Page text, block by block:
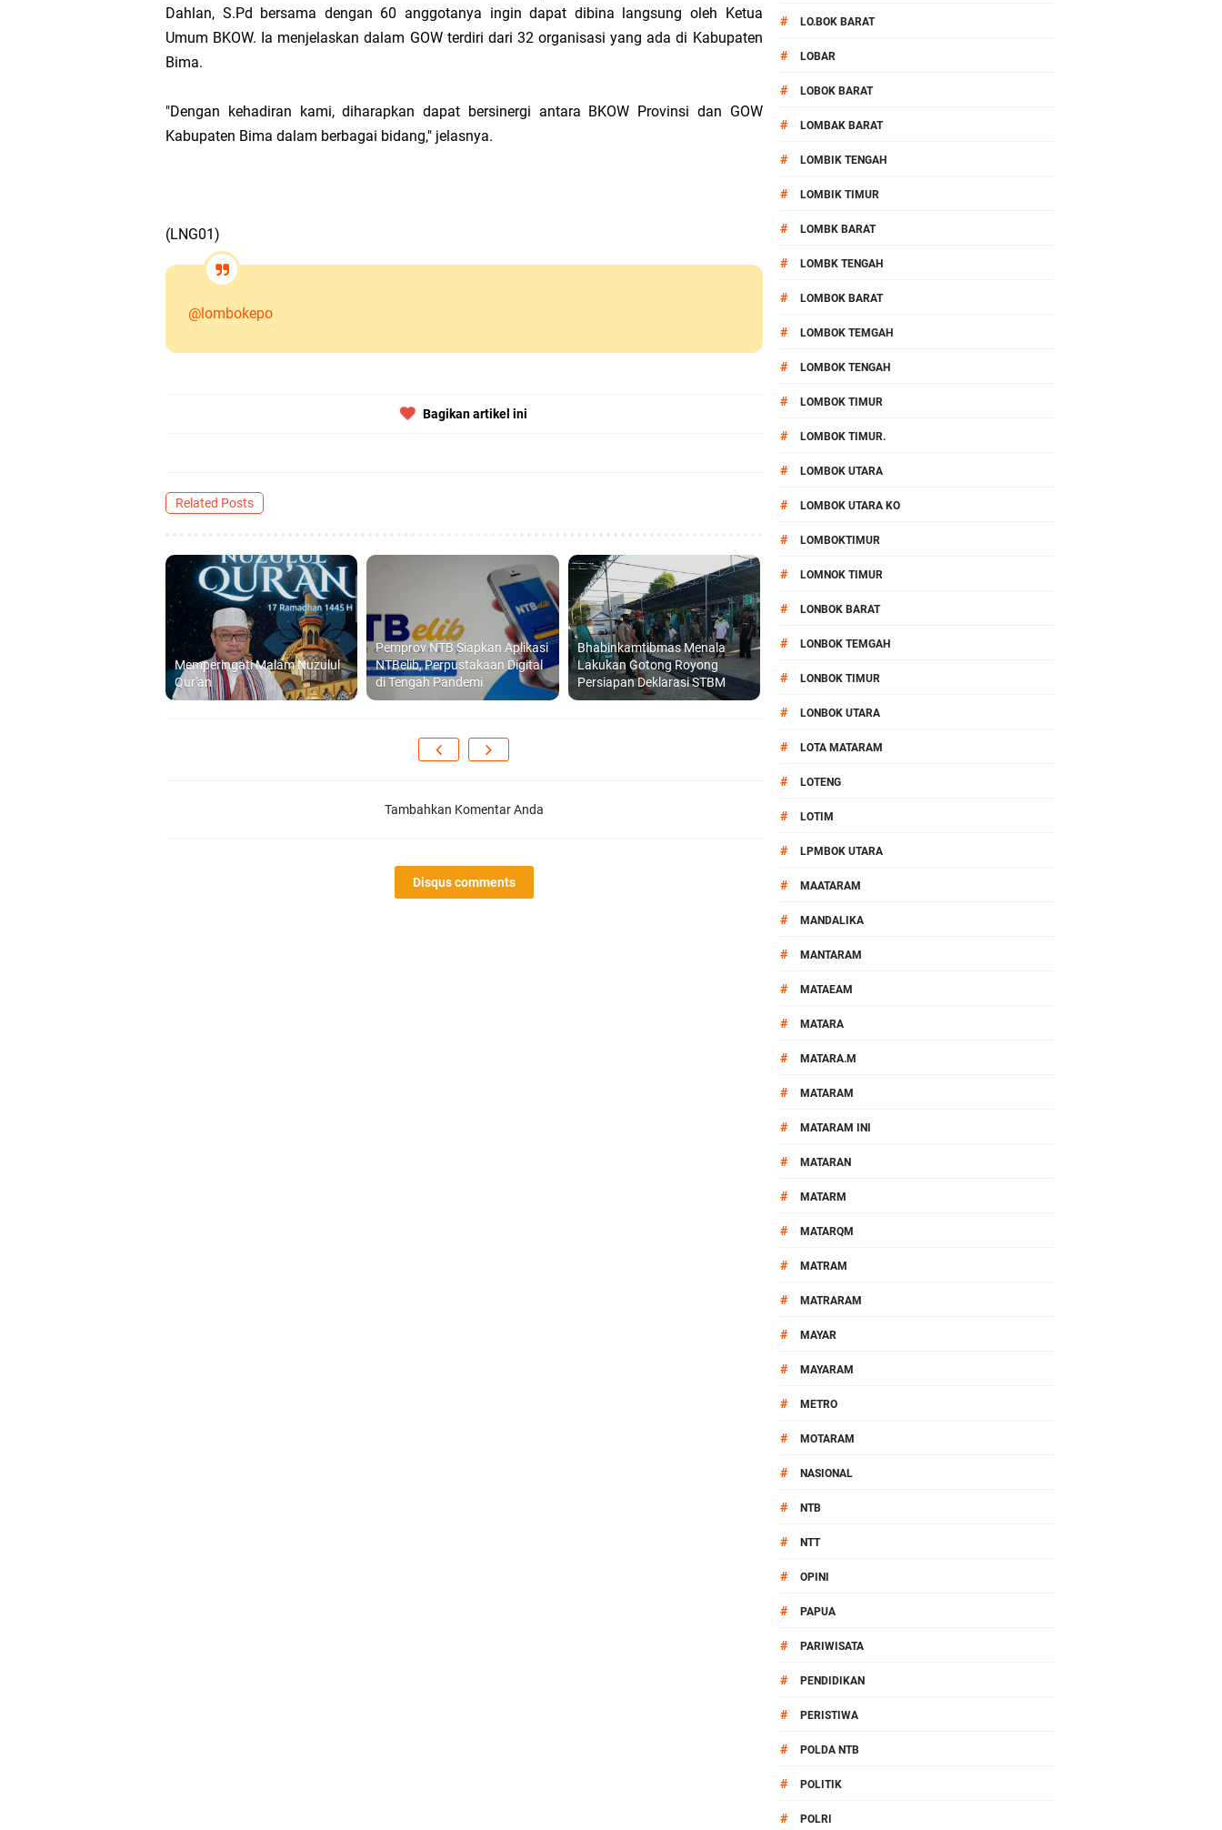
Dahlan, S.Pd bersama dengan 60 anggotanya ingin dapat dibina langsung oleh Ketua
Umum BKOW. Ia menjelaskan dalam GOW terdiri dari 32 organisasi yang ada di Kabupaten
Bima.
"Dengan kehadiran kami, diharapkan dapat bersinergi antara BKOW Provinsi dan GOW
Kabupaten Bima dalam berbagai bidang," jelasnya.
(LNG01)
@lombokepo
Bagikan artikel ini
Related Posts
Memperingati Malam Nuzulul
Qur'an
Pemprov NTB Siapkan Aplikasi
NTBelib, Perpustakaan Digital
di Tengah Pandemi
Bhabinkamtibmas Menala
Lakukan Gotong Royong
Persiapan Deklarasi STBM
Tambahkan Komentar Anda
Disqus comments
# LO.BOK BARAT
# LOBAR
# LOBOK BARAT
# LOMBAK BARAT
# LOMBIK TENGAH
# LOMBIK TIMUR
# LOMBK BARAT
# LOMBK TENGAH
# LOMBOK BARAT
# LOMBOK TEMGAH
# LOMBOK TENGAH
# LOMBOK TIMUR
# LOMBOK TIMUR.
# LOMBOK UTARA
# LOMBOK UTARA KO
# LOMBOKTIMUR
# LOMNOK TIMUR
# LONBOK BARAT
# LONBOK TEMGAH
# LONBOK TIMUR
# LONBOK UTARA
# LOTA MATARAM
# LOTENG
# LOTIM
# LPMBOK UTARA
# MAATARAM
# MANDALIKA
# MANTARAM
# MATAEAM
# MATARA
# MATARA.M
# MATARAM
# MATARAM INI
# MATARAN
# MATARM
# MATARQM
# MATRAM
# MATRARAM
# MAYAR
# MAYARAM
# METRO
# MOTARAM
# NASIONAL
# NTB
# NTT
# OPINI
# PAPUA
# PARIWISATA
# PENDIDIKAN
# PERISTIWA
# POLDA NTB
# POLITIK
# POLRI